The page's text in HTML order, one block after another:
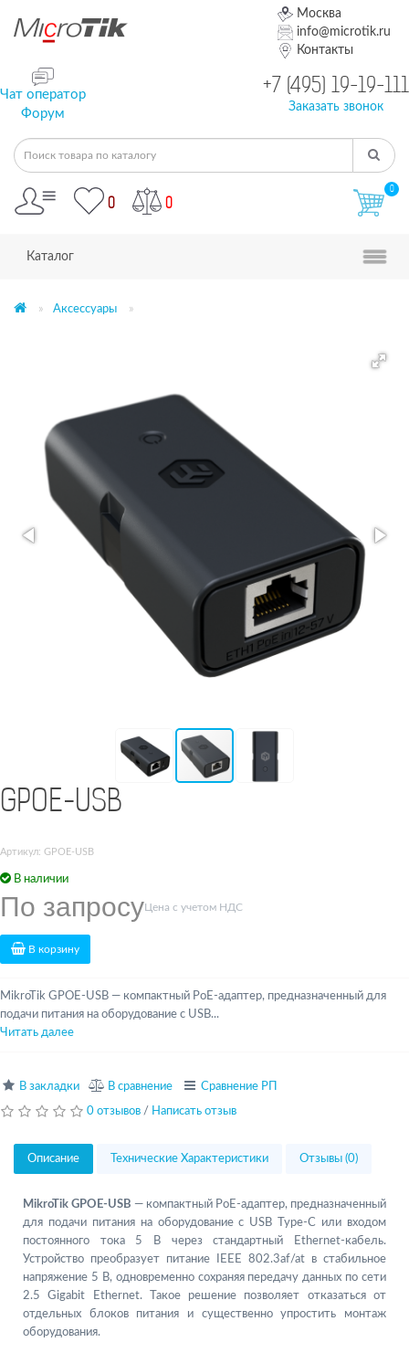
Москва
info@microtik.ru
Контакты
Чат оператор
Форум
+7 (495) 19-19-111
Заказать звонок
0 0
0
Каталог
Аксессуары
GPOE-USB
Артикул: GPOE-USB
В наличии
По запросу Цена с учетом НДС
В корзину
MikroTik GPOE-USB — компактный PoE-адаптер, предназначенный для
подачи питания на оборудование с USB...
Читать далее
В закладки В сравнение Сравнение РП
0 отзывов / Написать отзыв
Описание Технические Характеристики Отзывы (0)
MikroTik GPOE-USB — компактный PoE-адаптер, предназначенный
для подачи питания на оборудование с USB Type-C или входом
постоянного тока 5 В через стандартный Ethernet-кабель.
Устройство преобразует питание IEEE 802.3af/at в стабильное
напряжение 5 В, одновременно сохраняя передачу данных по сети
2.5 Gigabit Ethernet. Такое решение позволяет отказаться от
отдельных блоков питания и существенно упростить монтаж
оборудования.